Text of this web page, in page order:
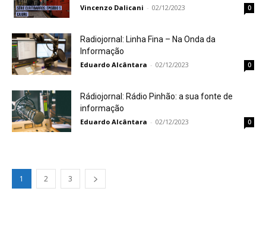
Vincenzo Dalicani - 02/12/2023 0
Radiojornal: Linha Fina – Na Onda da
Informação
Eduardo Alcântara - 02/12/2023 0
Rádiojornal: Rádio Pinhão: a sua fonte de
informação
Eduardo Alcântara - 02/12/2023 0
1 2 3